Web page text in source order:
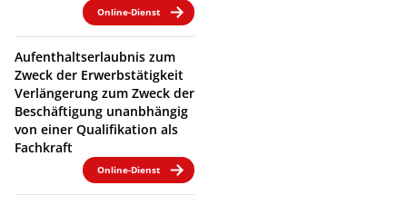
Online-Dienst
Aufenthaltserlaubnis zum
Zweck der Erwerbstätigkeit
Verlängerung zum Zweck der
Beschäftigung unanbhängig
von einer Qualifikation als
Fachkraft
Online-Dienst